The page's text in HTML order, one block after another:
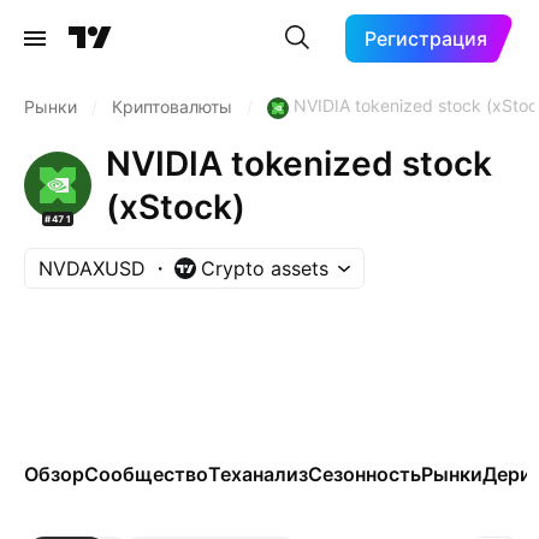
Регистрация
Рынки Криптовалюты NVIDIA tokenized stock
#471
NVIDIA tokenized stock
(xStock)
NVDAXUSD Crypto assets
ОбзорСообществоТеханализСезонностьРынки